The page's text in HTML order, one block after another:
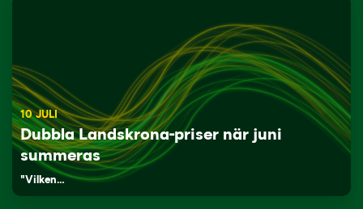
10 JULI
Dubbla Landskrona-priser när juni
summeras
"Vilken…